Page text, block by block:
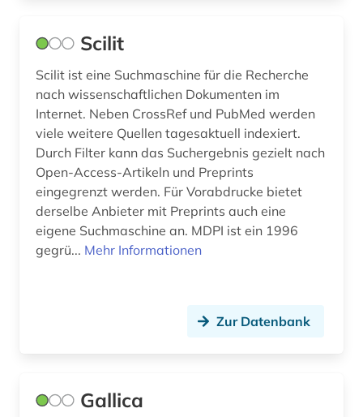
wasserwirtschaft (1)
weltraumforschung (1)
werkstoffkunde (2)
wirtschaftswissenschaften (14)
wissenschaftler (1)
wissenschaftliche literatur (2)
Scilit
Scilit ist eine Suchmaschine für die Recherche
nach wissenschaftlichen Dokumenten im
Internet. Neben CrossRef und PubMed werden
viele weitere Quellen tagesaktuell indexiert.
Durch Filter kann das Suchergebnis gezielt nach
Open-Access-Artikeln und Preprints
eingegrenzt werden. Für Vorabdrucke bietet
derselbe Anbieter mit Preprints auch eine
eigene Suchmaschine an. MDPI ist ein 1996
gegrü... Mehr Informationen
Zur Datenbank
Gallica